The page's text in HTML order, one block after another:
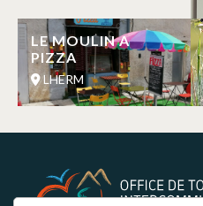
LE MOULIN A
PIZZA
LHERM